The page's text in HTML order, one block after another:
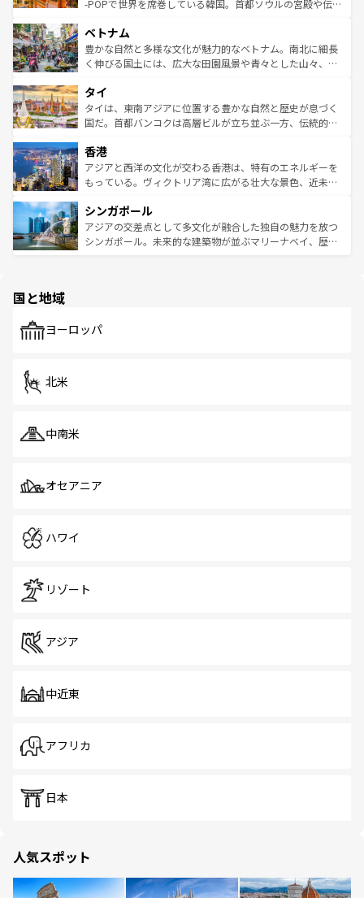
参照してほしい。
驚きをもたらしてくれる。また、奥深い台湾の食文化も魅
容にもいいと評判のスイーツなど、バラエティ豊かな料理
が味わえる。 なお、新着の台湾情報は コンテンツ一覧を参
照してほしい。
-POPで世界を席巻している韓国。首都ソウルの宮殿や伝統
き、地方に足を延ばせば四季折々の自然美を楽しむことが
できる。そして、キムチや焼肉、絶品のストリートフード
まで、さまざまな韓国料理が待っている。夜には、韓国な
リティに包まれながら、韓国の多彩な魅力を心ゆくまで味
わってみてほしい。 なお、新着の韓国情報はコンテンツ一
覧を参照してほしい。
ベトナム
豊かな自然と多様な文化が魅力的なベトナム。南北に細長
く伸びる国土には、広大な田園風景や青々とした山々、世
急速な発展と共に伝統が息づく。ハノイの古い町並みやホ
ーチミン市のフランス統治時代の建物も、独特の雰囲気を
醸し出している。また、バラエティの豊かさとおいしさで
とつ。フォーやバインミー、ベトナムコーヒーなどは、ぜ
ひ現地で味わいたい。どの地域を訪れてもあたたかい人々
が旅行者を迎えてくれるので、きっと忘れられない旅にな
参照してほしい。
タイ
タイは、東南アジアに位置する豊かな自然と歴史が息づく
国だ。首都バンコクは高層ビルが立ち並ぶ一方、伝統的な
の活気が交差している。北部ではチェンマイなどの山岳地
帯で自然と触れ合い、南部ではプーケットやクラビの美し
いビーチでリゾート気分を楽しむことができる。タイ料理
激する。気候は一年中温暖で、どの季節にも異なる楽しみ
が待っている。親しみやすいタイの人々、仏教を中心とし
た文化、そして多様な観光資源が、訪れる旅人を魅了し続
香港
アジアと西洋の文化が交わる香港は、特有のエネルギーを
もっている。ヴィクトリア湾に広がる壮大な景色、近未来
み、どこを訪れても感動するはず。観光スポットが密集し
ており、効率よく見どころを回れるのも魅力。息をのむよ
うな絶景から文化的な体験まで、香港を存分に楽しみ尽く
シンガポール
アジアの交差点として多文化が融合した独自の魅力を放つ
シンガポール。未来的な建築物が並ぶマリーナベイ、歴史
で、ホーカーズは地元の風情を楽しめる外せないスポット
国と地域
ヨーロッパ
北米
中南米
オセアニア
ハワイ
リゾート
アジア
中近東
アフリカ
日本
人気スポット